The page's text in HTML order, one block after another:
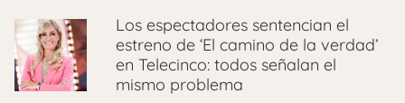
Los espectadores sentencian el
estreno de ‘El camino de la verdad’
en Telecinco: todos señalan el
mismo problema